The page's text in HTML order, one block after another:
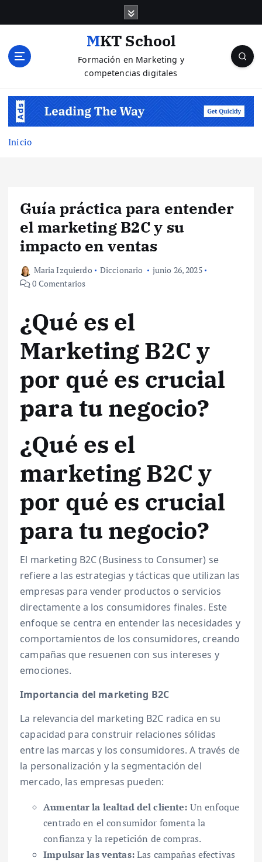
MKT School
Formación en Marketing y
competencias digitales
Inicio
Guía práctica para entender
el marketing B2C y su
impacto en ventas
Maria Izquierdo Diccionario
junio 26, 2025
0 Comentarios
¿Qué es el
Marketing B2C y
por qué es crucial
para tu negocio?
¿Qué es el
marketing B2C y
por qué es crucial
para tu negocio?
El marketing B2C (Business to Consumer) se
refiere a las estrategias y tácticas que utilizan las
empresas para vender productos o servicios
directamente a los consumidores finales. Este
enfoque se centra en entender las necesidades y
comportamientos de los consumidores, creando
campañas que resuenen con sus intereses y
emociones.
Importancia del marketing B2C
La relevancia del marketing B2C radica en su
capacidad para construir relaciones sólidas
entre las marcas y los consumidores. A través de
la personalización y la segmentación del
mercado, las empresas pueden:
Aumentar la lealtad del cliente: Un enfoque
centrado en el consumidor fomenta la
confianza y la repetición de compras.
Impulsar las ventas:Las campañas efectivas